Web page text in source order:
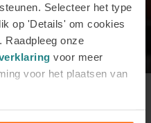
Selecteer het type
op 'Details' om cookies
Raadpleeg onze
voor meer
voor het plaatsen van